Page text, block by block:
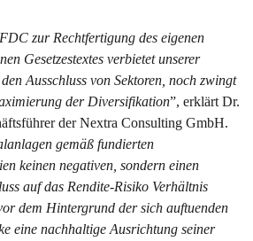
zur Rechtfertigung des eigenen
Gesetzestextes verbietet unserer
Ausschluss von Sektoren, noch zwingt
der Diversifikation”, erklärt Dr.
der Nextra Consulting GmbH.
gemäß fundierten
keinen negativen, sondern einen
auf das Rendite-Risiko Verhältnis
dem Hintergrund der sich auftuenden
eine nachhaltige Ausrichtung seiner